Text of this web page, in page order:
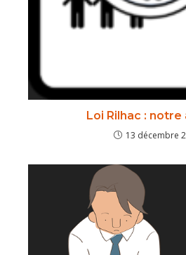
Loi Rilhac : notre
13 décembre